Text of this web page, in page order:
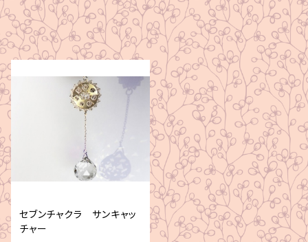
セブンチャクラ サンキャッ
チャー